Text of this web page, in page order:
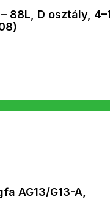
88L, D osztály,
AG13/G13-A,